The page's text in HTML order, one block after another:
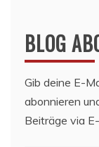
BLOG
Gib deine E-
abonnieren
Beiträge via